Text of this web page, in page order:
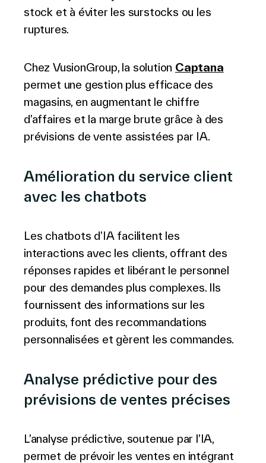
stock et à éviter les surstocks ou les
ruptures.
Chez VusionGroup, la solution Captana
permet une gestion plus efficace des
magasins, en augmentant le chiffre
d’affaires et la marge brute grâce à des
prévisions de vente assistées par IA.
Amélioration du service client
avec les chatbots
Les chatbots d’IA facilitent les
interactions avec les clients, offrant des
réponses rapides et libérant le personnel
pour des demandes plus complexes. Ils
fournissent des informations sur les
produits, font des recommandations
personnalisées et gèrent les commandes.
Analyse prédictive pour des
prévisions de ventes précises
L’analyse prédictive, soutenue par l’IA,
permet de prévoir les ventes en intégrant